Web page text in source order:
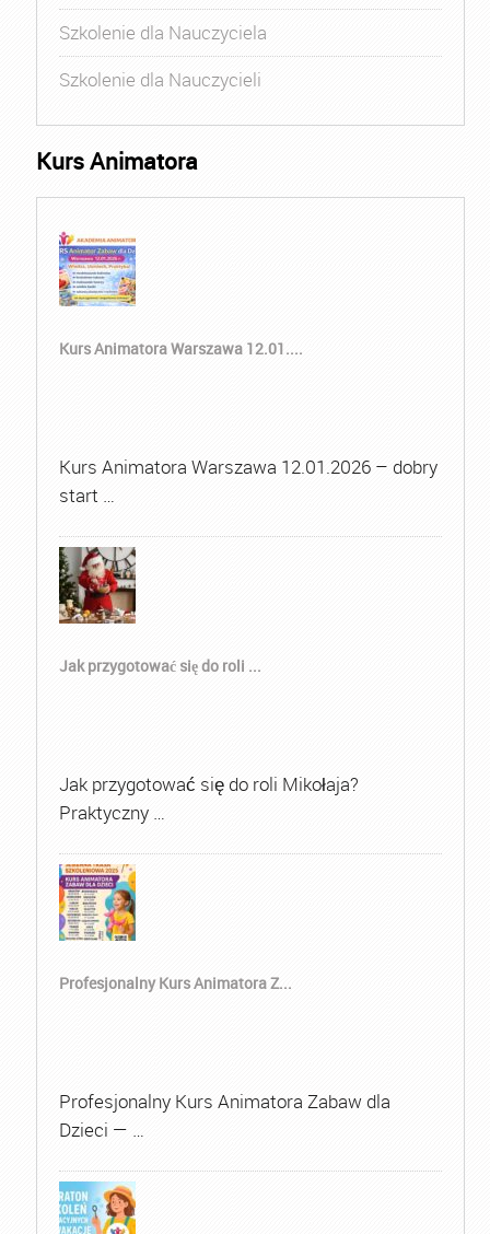
Szkolenie dla Nauczyciela
Szkolenie dla Nauczycieli
Kurs Animatora
Kurs Animatora Warszawa 12.01....
Kurs Animatora Warszawa 12.01.2026 – dobry
start …
Jak przygotować się do roli ...
Jak przygotować się do roli Mikołaja?
Praktyczny …
Profesjonalny Kurs Animatora Z...
Profesjonalny Kurs Animatora Zabaw dla
Dzieci — …